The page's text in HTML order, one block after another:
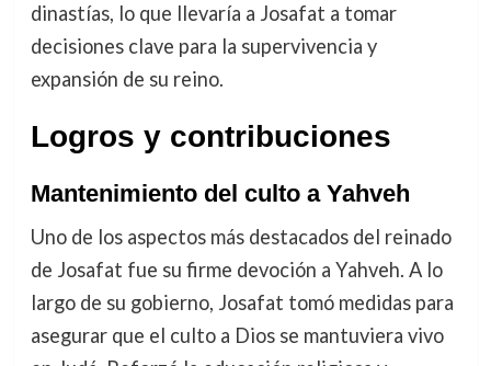
dinastías, lo que llevaría a Josafat a tomar
decisiones clave para la supervivencia y
expansión de su reino.
Logros y contribuciones
Mantenimiento del culto a Yahveh
Uno de los aspectos más destacados del reinado
de Josafat fue su firme devoción a Yahveh. A lo
largo de su gobierno, Josafat tomó medidas para
asegurar que el culto a Dios se mantuviera vivo